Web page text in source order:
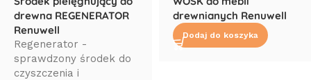
drewna REGENERATOR
Renuwell
Regenerator -
sprawdzony środek do
czyszczenia i
drewnianych Renuwell
Dodaj do koszyka